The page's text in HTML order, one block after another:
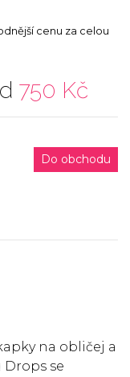
cenu za celou
750 Kč
Do obchodu
na obličej a
Drops se